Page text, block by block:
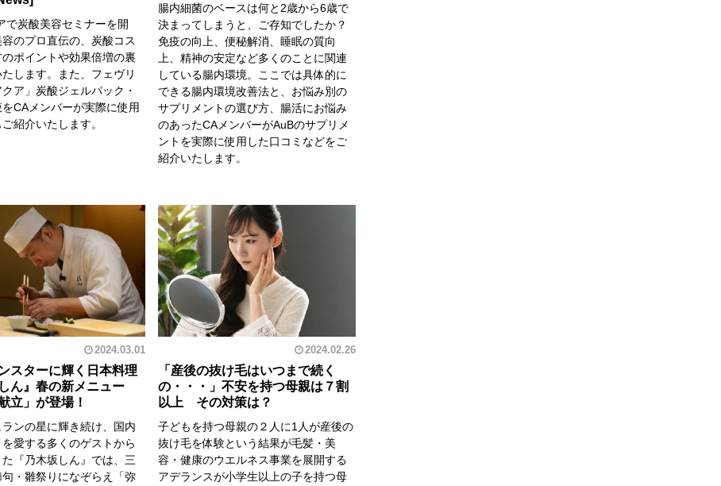
で炭酸美容セミナーを開
のプロ直伝の、炭酸コス
のポイントや効果倍増の裏
します。また、フェヴリ
ア」炭酸ジェルパック・
CAメンバーが実際に使用
紹介いたします。
腸内細菌のベースは何と2歳から6歳で
決まってしまうと、ご存知でしたか？
免疫の向上、便秘解消、睡眠の質向
上、精神の安定など多くのことに関連
している腸内環境。ここでは具体的に
できる腸内環境改善法と、お悩み別の
サプリメントの選び方、腸活にお悩み
のあったCAメンバーがAuBのサプリメ
ントを実際に使用した口コミなどをご
紹介いたします。
2024.03.01
スターに輝く日本料理
ん』春の新メニュー
立」が登場！
ンの星に輝き続け、国内
愛する多くのゲストから
『乃木坂しん』では、三
句・雛祭りになぞらえ「弥
2024.02.26
「産後の抜け毛はいつまで続く
の・・・」不安を持つ母親は７割
以上 その対策は？
子どもを持つ母親の２人に1人が産後の
抜け毛を体験という結果が毛髪・美
容・健康のウエルネス事業を展開する
アデランスが小学生以上の子を持つ母